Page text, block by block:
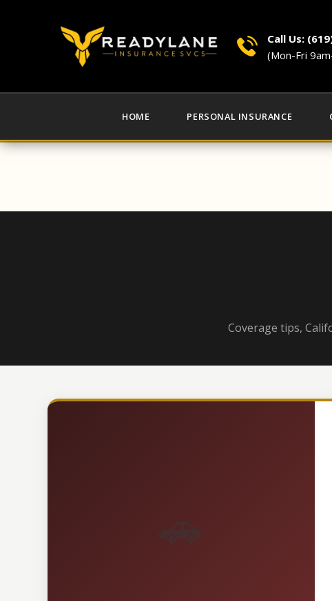
Call Us:
(Mon-Fri
HOME PERSONAL INSURANCE
Coverage tips,